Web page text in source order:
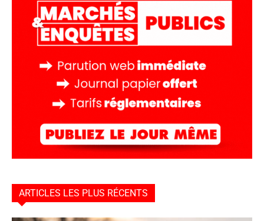
ARTICLES LES PLUS RÉCENTS